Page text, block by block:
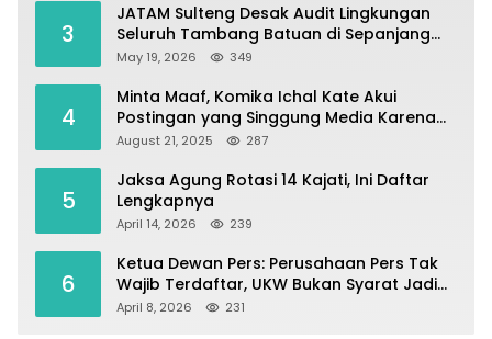
3
JATAM Sulteng Desak Audit Lingkungan
Seluruh Tambang Batuan di Sepanjang
Pesisir Palu–Donggala
May 19, 2026 349
4
Minta Maaf, Komika Ichal Kate Akui
Postingan yang Singgung Media Karena
Emosi
August 21, 2025 287
5
Jaksa Agung Rotasi 14 Kajati, Ini Daftar
Lengkapnya
April 14, 2026 239
6
Ketua Dewan Pers: Perusahaan Pers Tak
Wajib Terdaftar, UKW Bukan Syarat Jadi
Wartawan
April 8, 2026 231